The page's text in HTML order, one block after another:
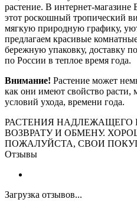
растение. В интернет-
этот роскошный тропический
мягкую природную графику,
предлагаем красивые
бережную упаковку, доставку
по России в теплое время года.
Внимание! Растение может
как они имеют свойство расти,
условий ухода, времени года.
РАСТЕНИЯ НАДЛЕЖАЩЕГО
ВОЗВРАТУ И ОБМЕНУ.
ПОЖАЛУЙСТА, СВОИ
Отзывы
Загрузка отзывов...